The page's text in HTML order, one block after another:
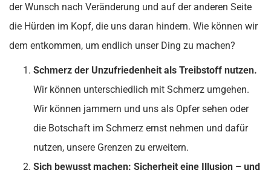
der Wunsch nach Veränderung und auf der anderen Seite
die Hürden im Kopf, die uns daran hindern. Wie können wir
dem entkommen, um endlich unser Ding zu machen?
Schmerz der Unzufriedenheit als Treibstoff nutzen.
Wir können unterschiedlich mit Schmerz umgehen.
Wir können jammern und uns als Opfer sehen oder
die Botschaft im Schmerz ernst nehmen und dafür
nutzen, unsere Grenzen zu erweitern.
Sich bewusst machen: Sicherheit eine Illusion – und